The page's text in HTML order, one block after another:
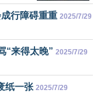
行障碍重重 2025/7/29
“来得太晚” 2025/7/29
纸一张 2025/7/29